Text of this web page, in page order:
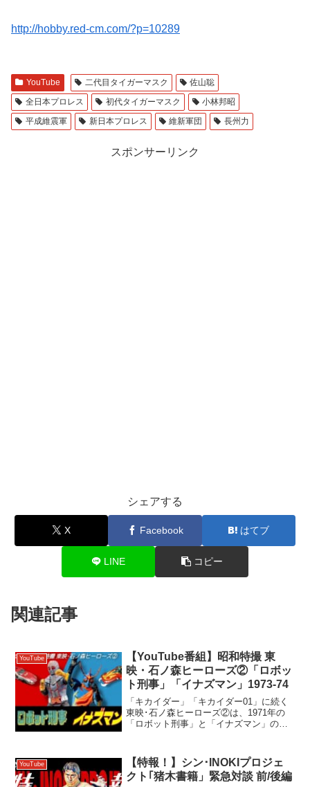
http://hobby.red-cm.com/?p=10289
YouTube 二代目タイガーマスク
佐山聡
全日本プロレス
初代タイガーマスク
小林邦昭
平成維震軍
新日本プロレス 維新軍団 長州力
スポンサーリンク
シェアする
X Facebook はてブ
LINE コピー
関連記事
YouTube
【YouTube番組】昭和特撮 東
映・石ノ森ヒーローズ②「ロボッ
ト刑事」「イナズマン」1973-74
「キカイダー」「キカイダー01」に続く
東映･石ノ森ヒーローズ②は、1971年の
「ロボット刑事」と「イナズマン」の魅
はいかにして生まれ、描かれたのか？昭
和特撮の魅力を掘り...
YouTube
【特報！】シン･INOKIプロジェ
クト｢猪木書籍」緊急対談 前/後編